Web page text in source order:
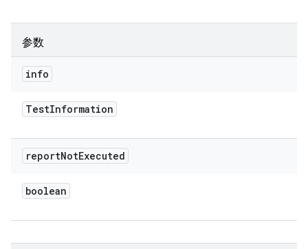
参数
info
TestInformation
reportNotExecuted
boolean